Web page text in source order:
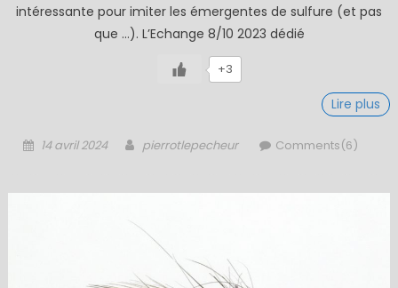
intéressante pour imiter les émergentes de sulfure (et pas
que …). L’Echange 8/10 2023 dédié
+3
Lire plus
Posted
14 avril 2024 Author
pierrotlepecheur Comments(6)